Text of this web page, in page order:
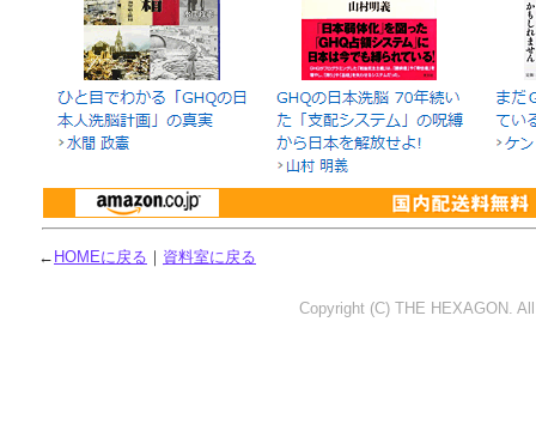
← HOMEに戻る ｜ 資料室に戻る
Copyright (C) THE HEXAGON.